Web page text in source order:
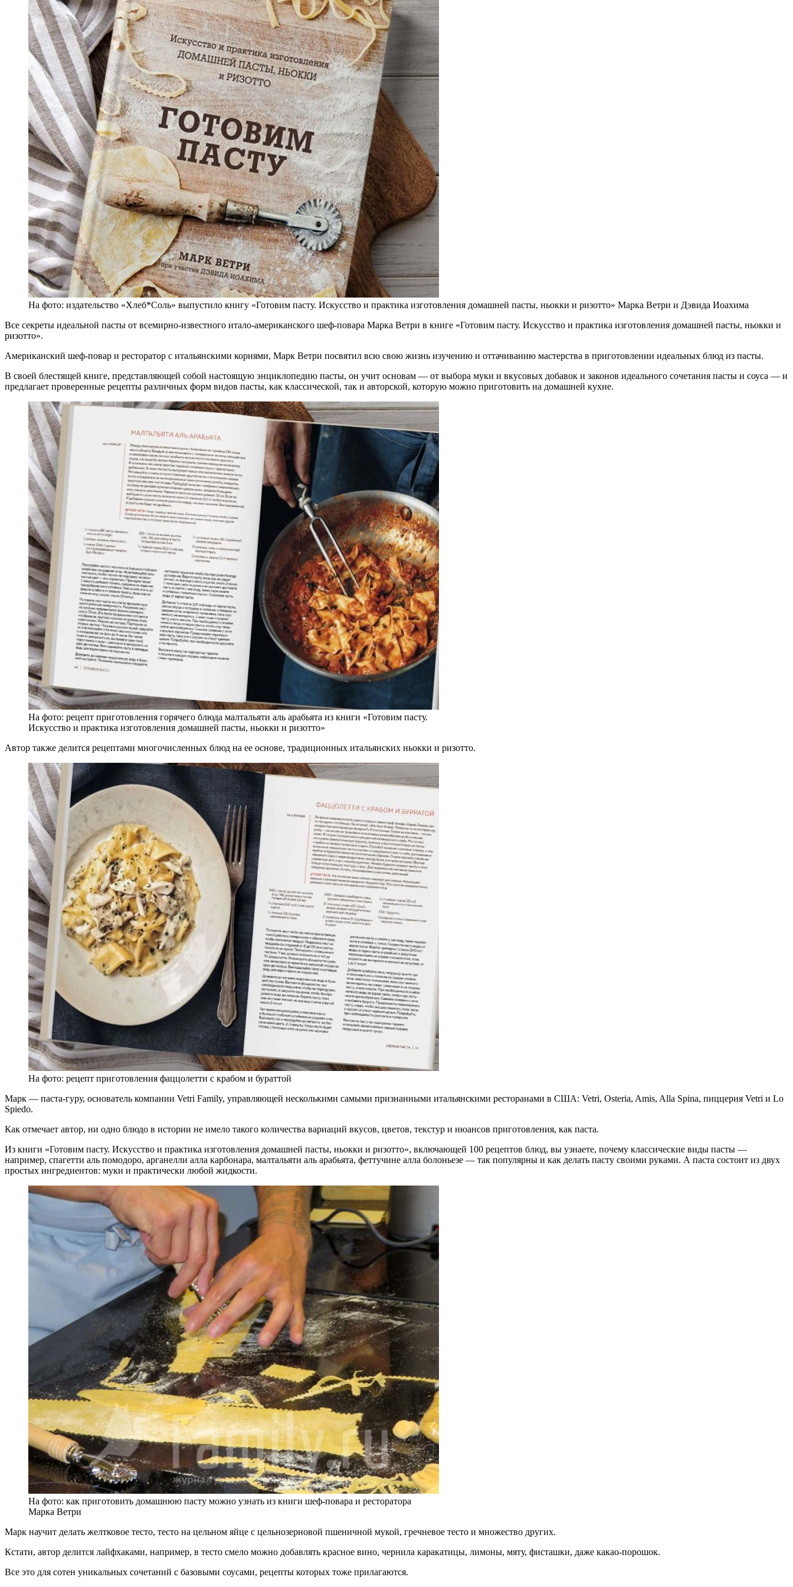
На фото: издательство «Хлеб*Соль» выпустило книгу «Готовим пасту. Искусство и практика изготовления домашней пасты, ньокки и ризотто» Марка Ветри и Дэвида Иоахима
Все секреты идеальной пасты от всемирно-известного итало-американского шеф-повара Марка Ветри в книге «Готовим пасту. Искусство и практика изготовления домашней пасты, ньокки и
ризотто».
Американский шеф-повар и ресторатор с итальянскими корнями, Марк Ветри посвятил всю свою жизнь изучению и оттачиванию мастерства в приготовлении идеальных блюд из пасты.
В своей блестящей книге, представляющей собой настоящую энциклопедию пасты, он учит основам — от выбора муки и вкусовых добавок и законов идеального сочетания пасты и соуса — и
предлагает проверенные рецепты различных форм видов пасты, как классической, так и авторской, которую можно приготовить на домашней кухне.
На фото: рецепт приготовления горячего блюда малтальяти аль арабьята из книги «Готовим пасту.
Искусство и практика изготовления домашней пасты, ньокки и ризотто»
Автор также делится рецептами многочисленных блюд на ее основе, традиционных итальянских ньокки и ризотто.
На фото: рецепт приготовления фаццолетти с крабом и бураттой
Марк — паста-гуру, основатель компании Vetri Family, управляющей несколькими самыми признанными итальянскими ресторанами в США: Vetri, Osteria, Amis, Alla Spina, пиццерия Vetri и Lo
Spiedo.
Как отмечает автор, ни одно блюдо в истории не имело такого количества вариаций вкусов, цветов, текстур и нюансов приготовления, как паста.
Из книги «Готовим пасту. Искусство и практика изготовления домашней пасты, ньокки и ризотто», включающей 100 рецептов блюд, вы узнаете, почему классические виды пасты —
например, спагетти аль помодоро, арганелли алла карбонара, малтальяти аль арабьята, феттучине алла болоньезе — так популярны и как делать пасту своими руками. А паста состоит из двух
простых ингредиентов: муки и практически любой жидкости.
На фото: как приготовить домашнюю пасту можно узнать из книги шеф-повара и ресторатора
Марка Ветри
Марк научит делать желтковое тесто, тесто на цельном яйце с цельнозерновой пшеничной мукой, гречневое тесто и множество других.
Кстати, автор делится лайфхаками, например, в тесто смело можно добавлять красное вино, чернила каракатицы, лимоны, мяту, фисташки, даже какао-порошок.
Все это для сотен уникальных сочетаний с базовыми соусами, рецепты которых тоже прилагаются.